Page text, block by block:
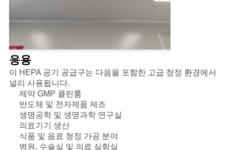
응용
이 HEPA 공기 공급구는 다음을 포함한 고급 청정 환경에서
널리 사용됩니다.
제약 GMP 클린룸
반도체 및 전자제품 제조
생명공학 및 생명과학 연구실
의료기기 생산
식품 및 음료 청정 가공 분야
병원, 수술실 및 의료 실험실